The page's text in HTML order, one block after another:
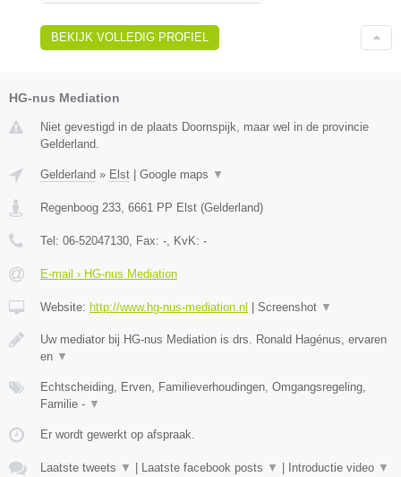
BEKIJK VOLLEDIG PROFIEL
HG-nus Mediation
Niet gevestigd in de plaats Doornspijk, maar wel in de provincie
Gelderland.
Gelderland » Elst Google maps ▼
Regenboog 233, 6661 PP Elst (Gelderland)
Tel: 06-52047130, Fax: -, KvK: -
E-mail › HG-nus Mediation
Website: http://www.hg-nus-mediation.nl Screenshot ▼
Uw mediator bij HG-nus Mediation is drs. Ronald Hagénus, ervaren
en ▼
Echtscheiding, Erven, Familieverhoudingen, Omgangsregeling,
Familie - ▼
Er wordt gewerkt op afspraak.
Laatste tweets ▼ Laatste facebook posts ▼ Introductie video ▼